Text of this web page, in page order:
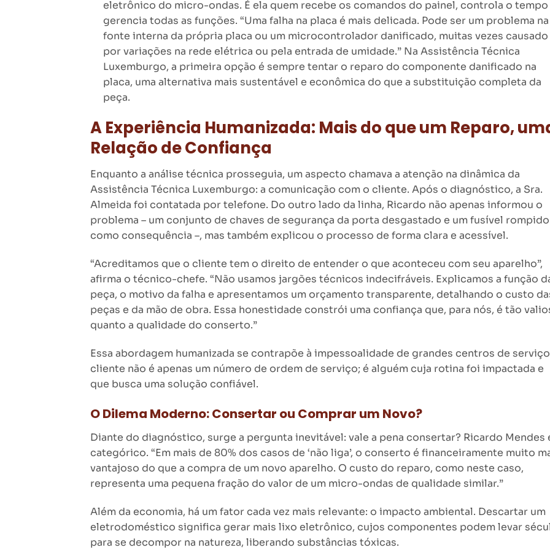
eletrônico do micro-ondas. É ela quem recebe os comandos do painel, controla o tempo
gerencia todas as funções. “Uma falha na placa é mais delicada. Pode ser um problema na
fonte interna da própria placa ou um microcontrolador danificado, muitas vezes causado
por variações na rede elétrica ou pela entrada de umidade.” Na Assistência Técnica
Luxemburgo, a primeira opção é sempre tentar o reparo do componente danificado na
placa, uma alternativa mais sustentável e econômica do que a substituição completa da
peça.
A Experiência Humanizada: Mais do que um Reparo,
Relação de Confiança
Enquanto a análise técnica prosseguia, um aspecto chamava a atenção na dinâmica da
Assistência Técnica Luxemburgo: a comunicação com o cliente. Após o diagnóstico, a Sra.
Almeida foi contatada por telefone. Do outro lado da linha, Ricardo não apenas informou o
problema – um conjunto de chaves de segurança da porta desgastado e um fusível rompido
como consequência –, mas também explicou o processo de forma clara e acessível.
“Acreditamos que o cliente tem o direito de entender o que aconteceu com seu aparelho”,
afirma o técnico-chefe. “Não usamos jargões técnicos indecifráveis. Explicamos a função
peça, o motivo da falha e apresentamos um orçamento transparente, detalhando o custo
peças e da mão de obra. Essa honestidade constrói uma confiança que, para nós, é tão
quanto a qualidade do conserto.”
Essa abordagem humanizada se contrapõe à impessoalidade de grandes centros de
cliente não é apenas um número de ordem de serviço; é alguém cuja rotina foi impactada e
que busca uma solução confiável.
O Dilema Moderno: Consertar ou Comprar um Novo?
Diante do diagnóstico, surge a pergunta inevitável: vale a pena consertar? Ricardo Mendes
categórico. “Em mais de 80% dos casos de ‘não liga’, o conserto é financeiramente muito
vantajoso do que a compra de um novo aparelho. O custo do reparo, como neste caso,
representa uma pequena fração do valor de um micro-ondas de qualidade similar.”
Além da economia, há um fator cada vez mais relevante: o impacto ambiental. Descartar um
eletrodoméstico significa gerar mais lixo eletrônico, cujos componentes podem levar
para se decompor na natureza, liberando substâncias tóxicas.